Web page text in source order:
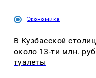
Экономика
В Кузбасской
около 13-ти млн.
туалеты